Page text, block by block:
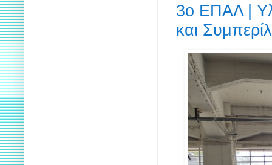
3ο ΕΠΑΛ |
και